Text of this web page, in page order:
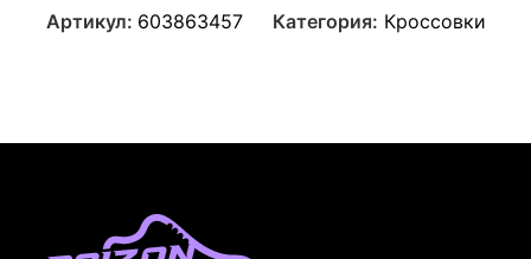
Артикул: 603863457 Категория: Кроссовки